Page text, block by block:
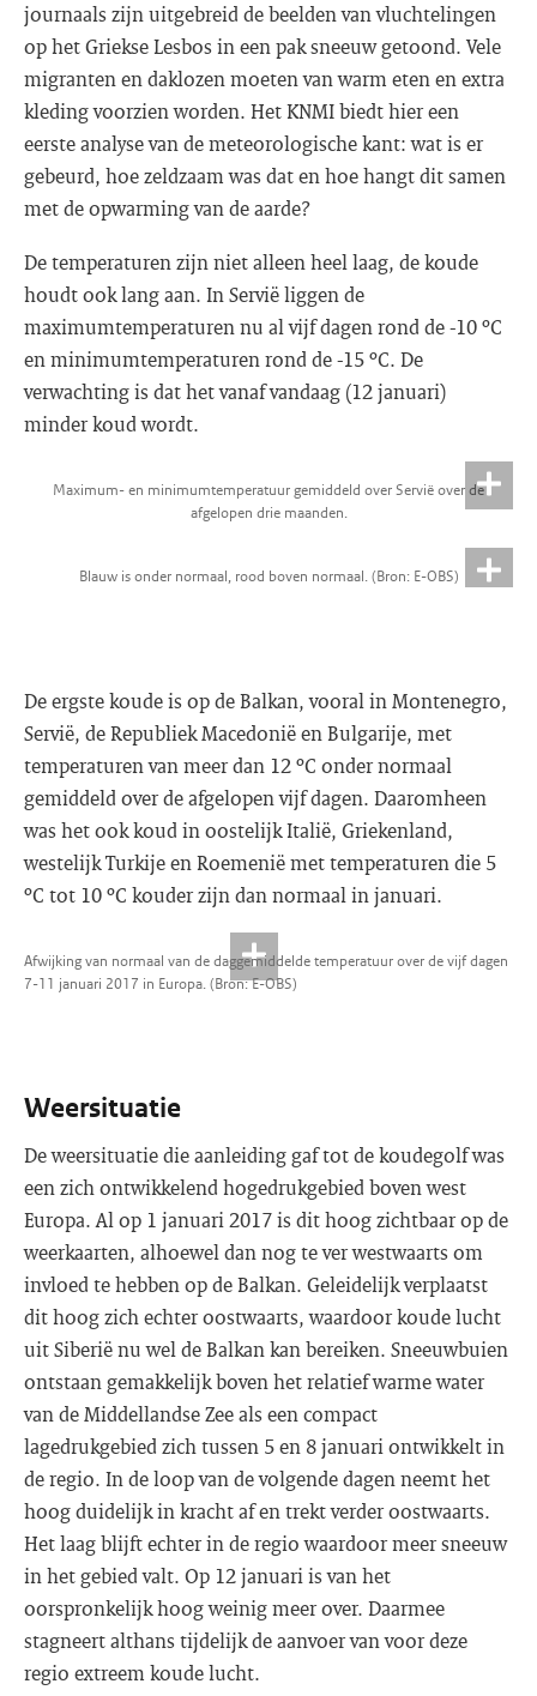
journaals zijn uitgebreid de beelden van vluchtelingen
op het Griekse Lesbos in een pak sneeuw getoond. Vele
migranten en daklozen moeten van warm eten en extra
kleding voorzien worden. Het KNMI biedt hier een
eerste analyse van de meteorologische kant: wat is er
gebeurd, hoe zeldzaam was dat en hoe hangt dit samen
met de opwarming van de aarde?
De temperaturen zijn niet alleen heel laag, de koude
houdt ook lang aan. In Servië liggen de
maximumtemperaturen nu al vijf dagen rond de -10 ºC
en minimumtemperaturen rond de -15 ºC. De
verwachting is dat het vanaf vandaag (12 januari)
minder koud wordt.
Maximum- en minimumtemperatuur gemiddeld over Servië over de
afgelopen drie maanden.
Blauw is onder normaal, rood boven normaal. (Bron: E-OBS)
De ergste koude is op de Balkan, vooral in Montenegro,
Servië, de Republiek Macedonië en Bulgarije, met
temperaturen van meer dan 12 ºC onder normaal
gemiddeld over de afgelopen vijf dagen. Daaromheen
was het ook koud in oostelijk Italië, Griekenland,
westelijk Turkije en Roemenië met temperaturen die 5
ºC tot 10 ºC kouder zijn dan normaal in januari.
Afwijking van normaal van de daggemiddelde temperatuur over de vijf dagen
7-11 januari 2017 in Europa. (Bron: E-OBS)
Weersituatie
De weersituatie die aanleiding gaf tot de koudegolf was
een zich ontwikkelend hogedrukgebied boven west
Europa. Al op 1 januari 2017 is dit hoog zichtbaar op de
weerkaarten, alhoewel dan nog te ver westwaarts om
invloed te hebben op de Balkan. Geleidelijk verplaatst
dit hoog zich echter oostwaarts, waardoor koude lucht
uit Siberië nu wel de Balkan kan bereiken. Sneeuwbuien
ontstaan gemakkelijk boven het relatief warme water
van de Middellandse Zee als een compact
lagedrukgebied zich tussen 5 en 8 januari ontwikkelt in
de regio. In de loop van de volgende dagen neemt het
hoog duidelijk in kracht af en trekt verder oostwaarts.
Het laag blijft echter in de regio waardoor meer sneeuw
in het gebied valt. Op 12 januari is van het
oorspronkelijk hoog weinig meer over. Daarmee
stagneert althans tijdelijk de aanvoer van voor deze
regio extreem koude lucht.